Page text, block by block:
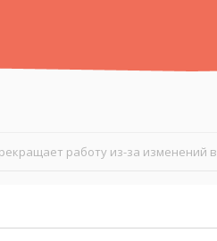
работу из-за изменений